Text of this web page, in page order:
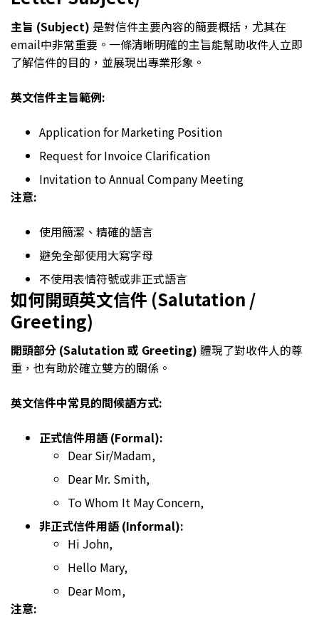
主旨 (Subject) 是對信件主要內容的簡要概括，尤其在
email中非常重要。一條清晰明確的主旨能幫助收件人立即
了解信件的目的，並展現出專業形象。
英文信件主旨範例:
Application for Marketing Position
Request for Invoice Clarification
Invitation to Annual Company Meeting
注意:
使用簡潔、精確的語言
避免全部使用大寫字母
不使用表情符號或非正式語言
如何開頭英文信件 (Salutation /
Greeting)
開頭部分 (Salutation 或 Greeting) 體現了對收件人的尊
重，也有助於確立雙方的關係。
英文信件中常見的問候語方式:
正式信件用語 (Formal):
Dear Sir/Madam,
Dear Mr. Smith,
To Whom It May Concern,
非正式信件用語 (Informal):
Hi John,
Hello Mary,
Dear Mom,
注意: